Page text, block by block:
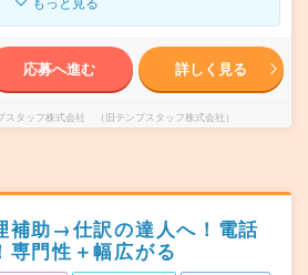
応募へ進む 詳しく見る
スタッフ株式会社 （旧テンプスタッフ株式会社）
補助→仕訳の達人へ！電話
専門性＋幅広がる